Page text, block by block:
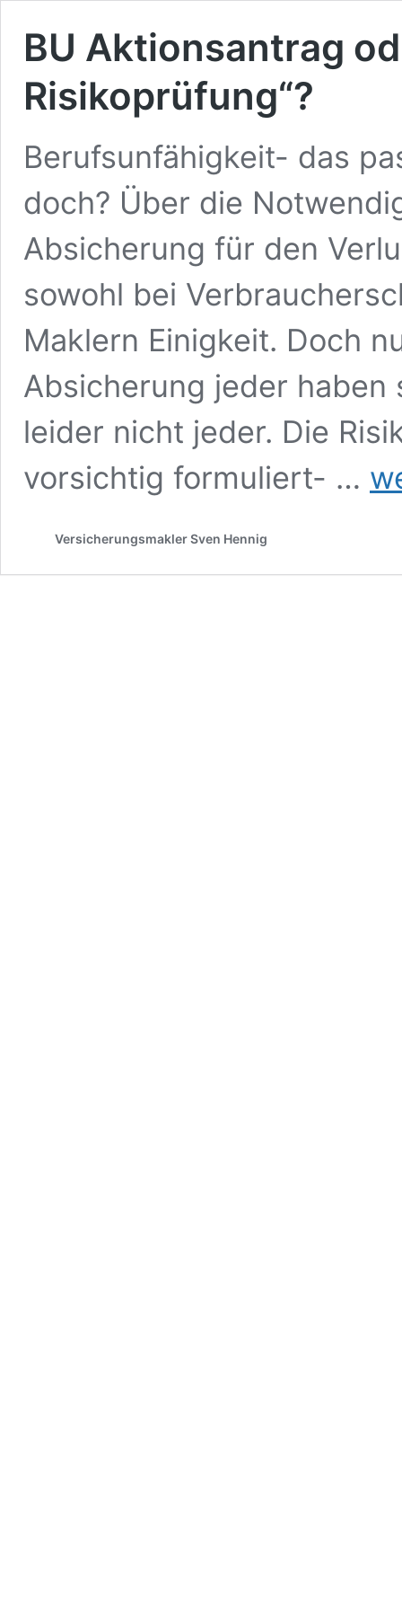
BU Aktionsantrag
Risikoprüfung“?
Berufsunfähigkeit- das
doch? Über die
Absicherung für den
sowohl bei
Maklern Einigkeit. Doch
Absicherung jeder
leider nicht jeder. Die
vorsichtig formuliert- …
Versicherungsmakler Sven Hennig